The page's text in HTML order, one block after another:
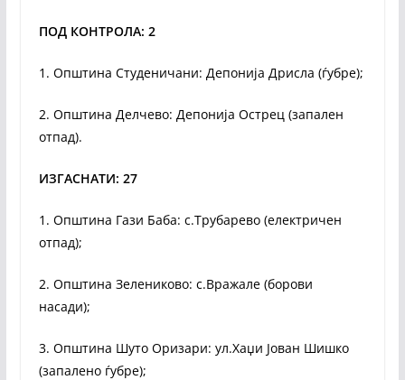
ПОД КОНТРОЛА: 2
1. Општина Студеничани: Депонија Дрисла (ѓубре);
2. Општина Делчево: Депонија Острец (запален
отпад).
ИЗГАСНАТИ: 27
1. Општина Гази Баба: с.Трубарево (електричен
отпад);
2. Општина Зелениково: с.Вражале (борови
насади);
3. Општина Шуто Оризари: ул.Хаџи Јован Шишко
(запалено ѓубре);